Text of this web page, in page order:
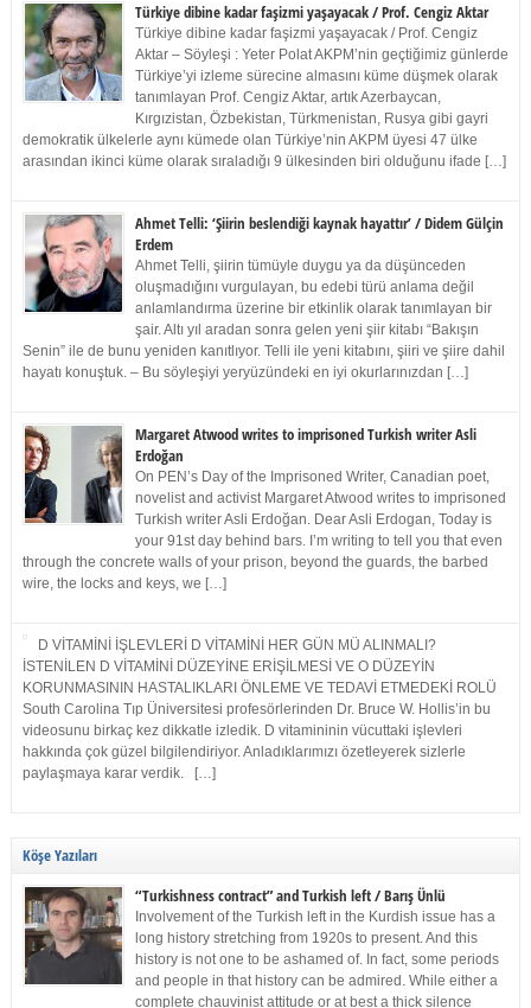
Türkiye dibine kadar faşizmi yaşayacak / Prof. Cengiz Aktar
Türkiye dibine kadar faşizmi yaşayacak / Prof. Cengiz
Aktar – Söyleşi : Yeter Polat AKPM’nin geçtiğimiz günlerde
Türkiye’yi izleme sürecine almasını küme düşmek olarak
tanımlayan Prof. Cengiz Aktar, artık Azerbaycan,
Kırgızistan, Özbekistan, Türkmenistan, Rusya gibi gayri
demokratik ülkelerle aynı kümede olan Türkiye’nin AKPM üyesi 47 ülke
arasından ikinci küme olarak sıraladığı 9 ülkesinden biri olduğunu ifade […]
Ahmet Telli: ‘Şiirin beslendiği kaynak hayattır’ / Didem Gülçin
Erdem
Ahmet Telli, şiirin tümüyle duygu ya da düşünceden
oluşmadığını vurgulayan, bu edebi türü anlama değil
anlamlandırma üzerine bir etkinlik olarak tanımlayan bir
şair. Altı yıl aradan sonra gelen yeni şiir kitabı “Bakışın
Senin” ile de bunu yeniden kanıtlıyor. Telli ile yeni kitabını, şiiri ve şiire dahil
hayatı konuştuk. – Bu söyleşiyi yeryüzündeki en iyi okurlarınızdan […]
Margaret Atwood writes to imprisoned Turkish writer Asli
Erdoğan
On PEN’s Day of the Imprisoned Writer, Canadian poet,
novelist and activist Margaret Atwood writes to imprisoned
Turkish writer Asli Erdoğan. Dear Asli Erdogan, Today is
your 91st day behind bars. I’m writing to tell you that even
through the concrete walls of your prison, beyond the guards, the barbed
wire, the locks and keys, we […]
D VİTAMİNİ İŞLEVLERİ D VİTAMİNİ HER GÜN MÜ ALINMALI?
İSTENİLEN D VİTAMİNİ DÜZEYİNE ERİŞİLMESİ VE O DÜZEYİN
KORUNMASININ HASTALIKLARI ÖNLEME VE TEDAVİ ETMEDEKİ ROLÜ
South Carolina Tıp Üniversitesi profesörlerinden Dr. Bruce W. Hollis’in bu
videosunu birkaç kez dikkatle izledik. D vitamininin vücuttaki işlevleri
hakkında çok güzel bilgilendiriyor. Anladıklarımızı özetleyerek sizlerle
paylaşmaya karar verdik. […]
Köşe Yazıları
“Turkishness contract” and Turkish left / Barış Ünlü
Involvement of the Turkish left in the Kurdish issue has a
long history stretching from 1920s to present. And this
history is not one to be ashamed of. In fact, some periods
and people in that history can be admired. While either a
complete chauvinist attitude or at best a thick silence